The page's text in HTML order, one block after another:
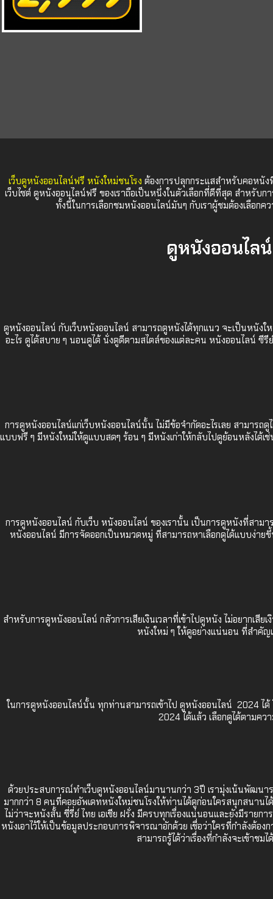
เว็บดูหนังออนไลน์ฟรี หนังใหม่ชนโรง ต้องการปลุกกระแสสำหรับคอหนั
เว็บไซต์ ดูหนังออนไลน์ฟรี ของเราถือเป็นหนึ่งในตัวเลือกที่ดีที่สุด สำหรับ
ทั้งนี้ในการเลือกชมหนังออนไลน์มันๆ กับเราผู้ชมต้องเลือก
ดูหนังออนไล
ดูหนังออนไลน์ กับเว็บหนังออนไลน์ สามารถดูหนังได้ทุกแนว จะเป็นหนังใ
อะไร ดูได้สบาย ๆ นอนดูได้ นั่งดูดีตามสไตล์ของแต่ละคน หนังออนไลน์
การดูหนังออนไลน์แก่เว็บหนังออนไลน์นั้น ไม่มีข้อจำกัดอะไรเลย สามารถ
แบบฟรี ๆ มีหนังใหม่ให้ดูแบบสดๆ ร้อน ๆ มีหนังเก่าให้กลับไปดูย้อนหลังได้
การดูหนังออนไลน์ กับเว็บ หนังออนไลน์ ของเรานั้น เป็นการดูหนังที่สามา
หนังออนไลน์ มีการจัดออกเป็นหมวดหมู่ ที่สามารถหาเลือกดูได้แบบง่า
สำหรับการดูหนังออนไลน์ กลัวการเสียเงินเวลาที่เข้าไปดูหนัง ไม่อยากเ
หนังใหม่ ๆ ให้ดูอย่างแน่นอน ที่สำคัญ
ในการดูหนังออนไลน์นั้น ทุกท่านสามารถเข้าไป ดูหนังออนไลน์ 2024 ไ
2024 ได้แล้ว เลือกดูได้ตามคว
ด้วยประสบการณ์ทำเว็บดูหนังออนไลน์มานานกว่า 3ปี เรามุ่งเน้นพัฒน
มากกว่า 8 คนที่คอยอัพเดทหนังใหม่ชนโรงให้ท่านได้ดูก่อนใครสนุกสนานไ
ไม่ว่าจะหนังสั้น ซี่รี่ย์ ไทย เอเชีย ฝรั่ง มีครบทุกเรื่องแน่นอนและยังมีราย
หนังเอาไว้ให้เป็นข้อมูลประกอบการพิจารณาอักด้วย เชื่อว่าใครที่กำลังต้อ
สามารถรู้ได้ว่าเรื่องที่กำลังจะเข้าช